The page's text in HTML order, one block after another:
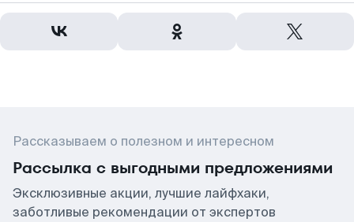
Рассказываем о полезном и интересном
Рассылка с выгодными предложениями
Эксклюзивные акции, лучшие лайфхаки,
заботливые рекомендации от экспертов